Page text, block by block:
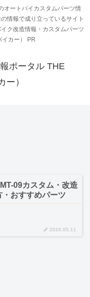
オートバイカスタムパーツ情
情報で成り立っているサイト
ク改造情報・カスタムパーツ
カー） PR
ポータル THE
ー）
09カスタム・改造
・おすすめパーツ
2020.05.11